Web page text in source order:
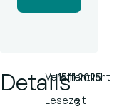
DetailsVeröffentlicht
Lesezeit
15.11.2025
3